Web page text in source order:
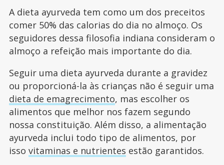
A dieta ayurveda tem como um dos preceitos
comer 50% das calorias do dia no almoço. Os
seguidores dessa filosofia indiana consideram o
almoço a refeição mais importante do dia.
Seguir uma dieta ayurveda durante a gravidez
ou proporcioná-la às crianças não é seguir uma
dieta de emagrecimento, mas escolher os
alimentos que melhor nos fazem segundo
nossa constituição. Além disso, a alimentação
ayurveda inclui todo tipo de alimentos, por
isso vitaminas e nutrientes estão garantidos.